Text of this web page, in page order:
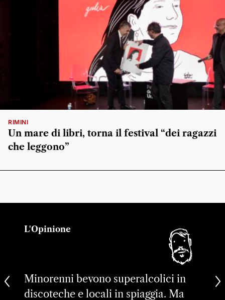
RIMINI
Un mare di libri, torna il festival “dei ragazzi
che leggono”
L'Opinione
Minorenni bevono superalcolici in
discoteche e locali in spiaggia. Ma